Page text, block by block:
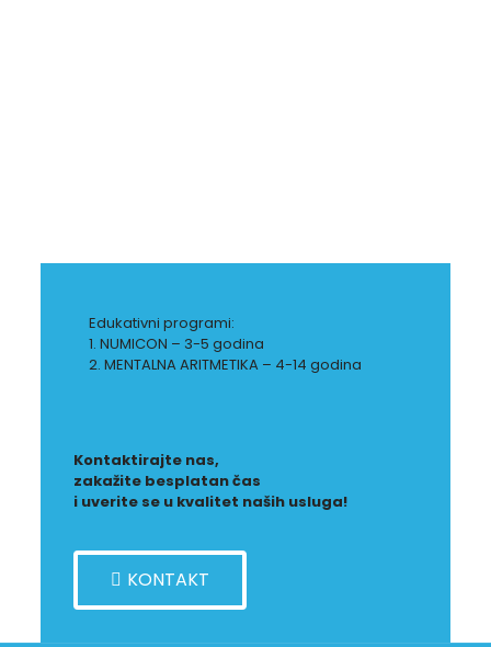
Edukativni programi:
1. NUMICON – 3-5 godina
2. MENTALNA ARITMETIKA – 4-14 godina
Kontaktirajte nas,
zakažite besplatan čas
i uverite se u kvalitet naših usluga!
KONTAKT